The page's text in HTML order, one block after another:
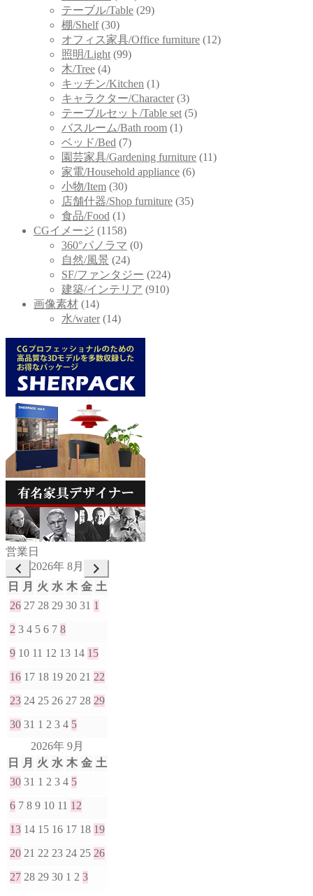
テーブル/Table (29)
棚/Shelf (30)
オフィス家具/Office furniture (12)
照明/Light (99)
木/Tree (4)
キッチン/Kitchen (1)
キャラクター/Character (3)
テーブルセット/Table set (5)
バスルーム/Bath room (1)
ベッド/Bed (7)
園芸家具/Gardening furniture (11)
家電/Household appliance (6)
小物/Item (30)
店舗什器/Shop furniture (35)
食品/Food (1)
CGイメージ (1158)
360°パノラマ (0)
自然/風景 (24)
SF/ファンタジー (224)
建築/インテリア (910)
画像素材 (14)
水/water (14)
営業日
2026年 8月
日
月 火 水 木 金 土
26 27 28 29 30 31 1
2 3 4 5 6 7 8
9 10 11 12 13 14 15
16 17 18 19 20 21 22
23 24 25 26 27 28 29
30 31 1 2 3 4 5
2026年 9月
日
月 火 水 木 金 土
30 31 1 2 3 4 5
6 7 8 9 10 11 12
13 14 15 16 17 18 19
20 21 22 23 24 25 26
27 28 29 30 1 2 3